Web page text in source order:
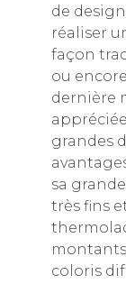
de
réaliser
façon
ou
dernière
grandes
sa
très fins
coloris